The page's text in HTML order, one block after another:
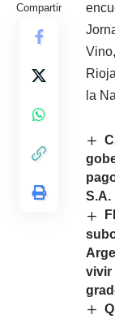
Compartir
la
S.A.
vivir